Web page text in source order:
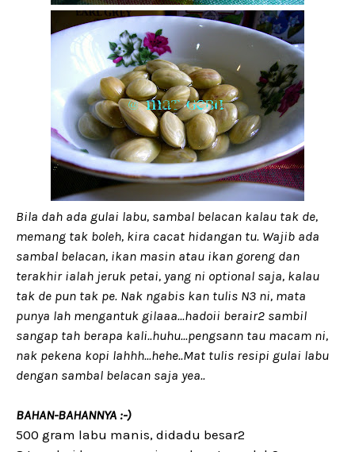
Bila dah ada gulai labu, sambal belacan kalau tak de,
memang tak boleh, kira cacat hidangan tu. Wajib ada
sambal belacan, ikan masin atau ikan goreng dan
terakhir ialah jeruk petai, yang ni optional saja, kalau
tak de pun tak pe. Nak ngabis kan tulis N3 ni, mata
punya lah mengantuk gilaaa...hadoii berair2 sambil
sangap tah berapa kali..huhu...pengsann tau macam ni,
nak pekena kopi lahhh...hehe..Mat tulis resipi gulai labu
dengan sambal belacan saja yea..
BAHAN-BAHANNYA :-)
500 gram labu manis, didadu besar2